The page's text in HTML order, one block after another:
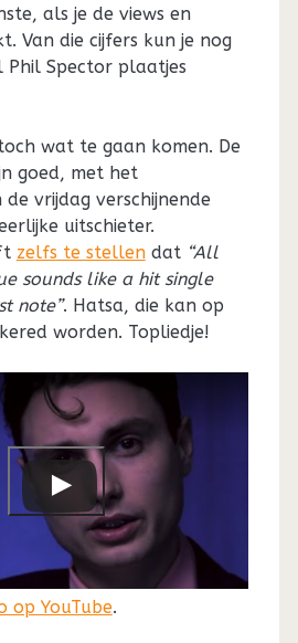
als je de views en
Van die cijfers kun je nog
Phil Spector plaatjes
wat te gaan komen. De
goed, met het
vrijdag verschijnende
uitschieter.
zelfs te stellendat “All
sounds like a hit single
note”. Hatsa, die kan op
worden. Topliedje!
op YouTube.